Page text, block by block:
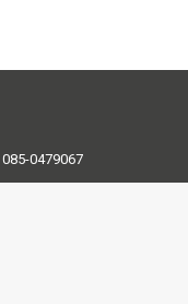
085-0479067